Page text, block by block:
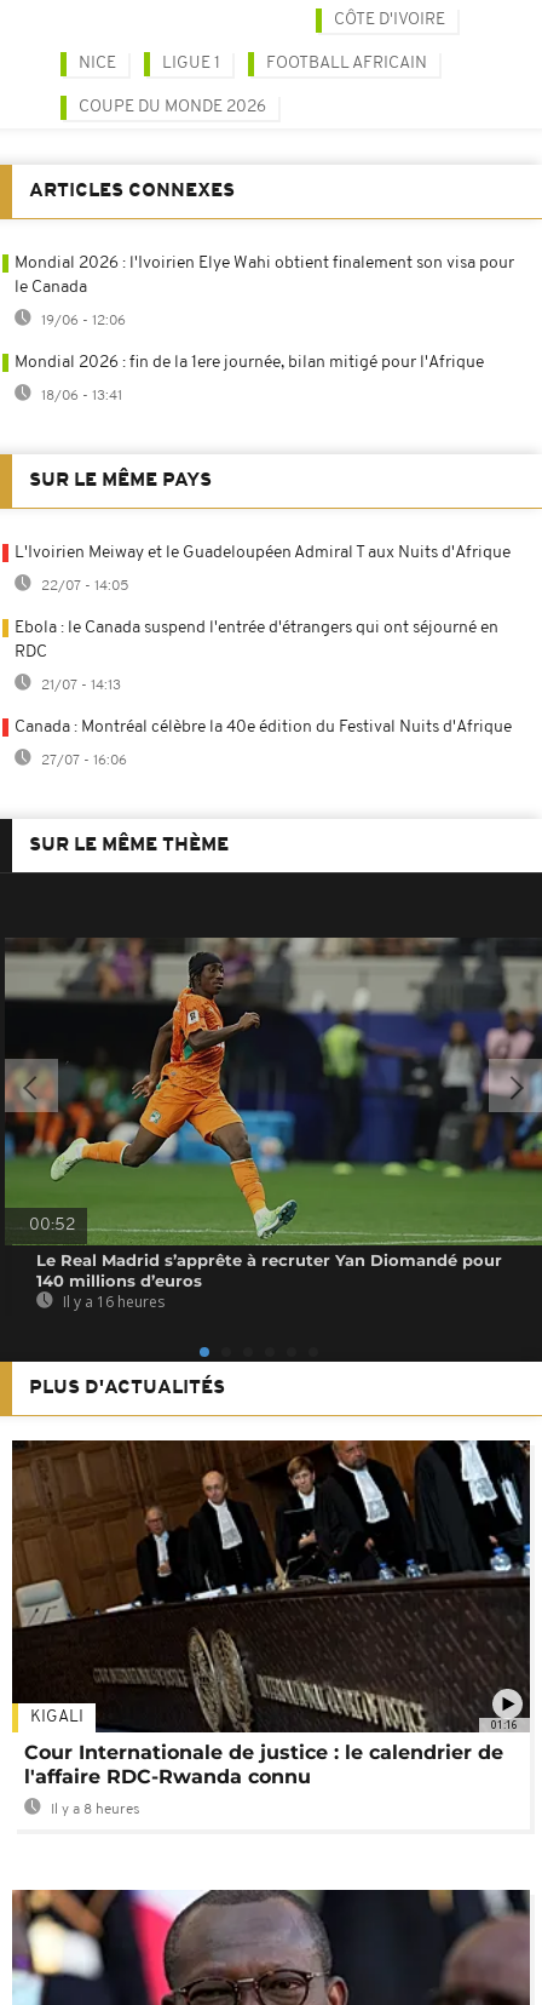
CÔTE D'IVOIRE
NICE LIGUE 1 FOOTBALL AFRICAIN
COUPE DU MONDE 2026
ARTICLES CONNEXES
Mondial 2026 : l'Ivoirien Elye Wahi obtient finalement son visa pour
le Canada
19/06 - 12:06
Mondial 2026 : fin de la 1ere journée, bilan mitigé pour l'Afrique
18/06 - 13:41
SUR LE MÊME PAYS
L'Ivoirien Meiway et le Guadeloupéen Admiral T aux Nuits d'Afrique
22/07 - 14:05
Ebola : le Canada suspend l'entrée d'étrangers qui ont séjourné en
RDC
21/07 - 14:13
Canada : Montréal célèbre la 40e édition du Festival Nuits d'Afrique
27/07 - 16:06
SUR LE MÊME THÈME
00:52
Le Real Madrid s’apprête à recruter Yan Diomandé pour
140 millions d’euros
Il y a 16 heures
PLUS D'ACTUALITÉS
01:16
KIGALI
Cour Internationale de justice : le calendrier de
l'affaire RDC-Rwanda connu
Il y a 8 heures